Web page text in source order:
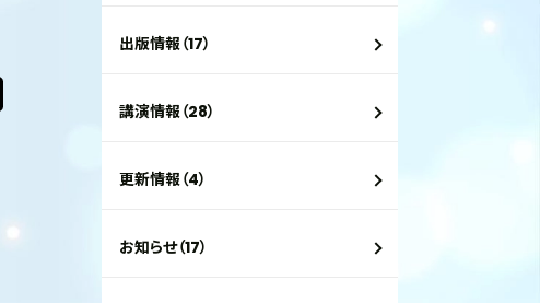
出版情報（17）
講演情報（28）
更新情報（4）
お知らせ（17）